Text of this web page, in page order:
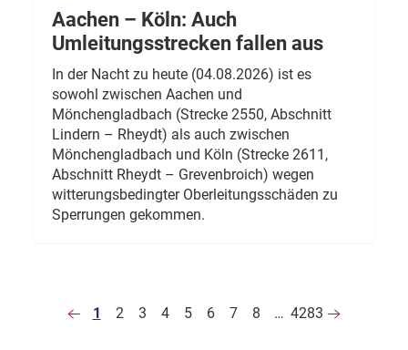
Aachen – Köln: Auch
Umleitungsstrecken fallen aus
In der Nacht zu heute (04.08.2026) ist es
sowohl zwischen Aachen und
Mönchengladbach (Strecke 2550, Abschnitt
Lindern – Rheydt) als auch zwischen
Mönchengladbach und Köln (Strecke 2611,
Abschnitt Rheydt – Grevenbroich) wegen
witterungsbedingter Oberleitungsschäden zu
Sperrungen gekommen.
1 2 3 4 5 6 7 8 … 4283